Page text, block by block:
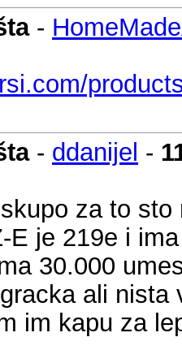
-
- ddanijel -
za to
E je 219e i
30.000
ali
im kapu za